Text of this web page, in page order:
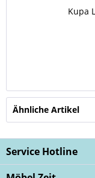
Kupa
Ähnliche Artikel
Service Hotline